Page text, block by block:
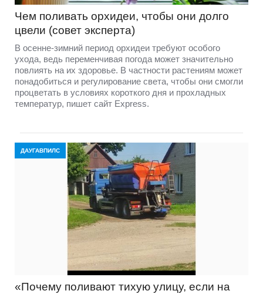
Чем поливать орхидеи, чтобы они долго
цвели (совет эксперта)
В осенне-зимний период орхидеи требуют особого
ухода, ведь переменчивая погода может значительно
повлиять на их здоровье. В частности растениям может
понадобиться и регулирование света, чтобы они смогли
процветать в условиях короткого дня и прохладных
температур, пишет сайт Express.
ДАУГАВПИЛС
«Почему поливают тихую улицу, если на